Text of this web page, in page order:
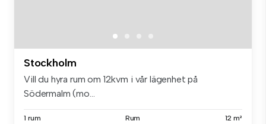
Stockholm
Vill du hyra rum om 12kvm i vår lägenhet på
Södermalm (mo...
1 rum Rum 12 m²